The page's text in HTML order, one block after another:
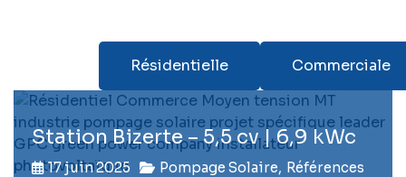
Résidentielle Commerciale
Station Bizerte – 5,5 cv | 6,9 kWc
17 juin 2025 Pompage Solaire, Références